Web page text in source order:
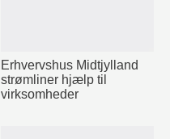
Erhvervshus Midtjylland
strømliner hjælp til
virksomheder